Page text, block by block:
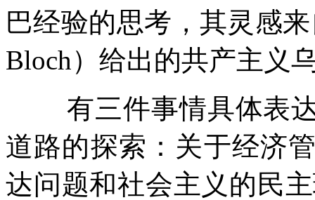
巴经验的思考，其灵感
Bloch）给出的共产主义
有三件事情具体表
道路的探索：关于经济
达问题和社会主义的民